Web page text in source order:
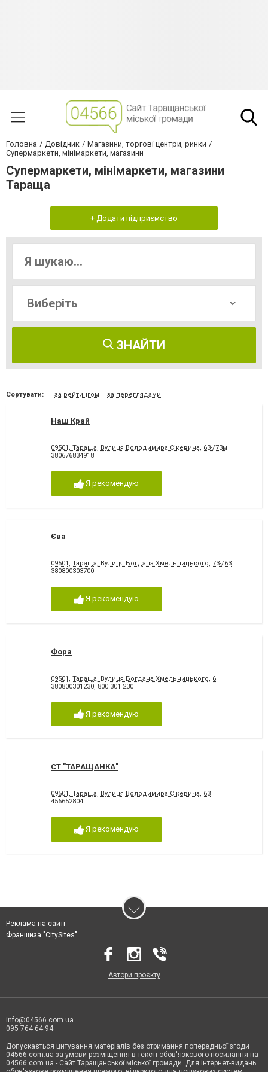
Головна Довідник
Магазини, торгові центри, ринки
Супермаркети, мінімаркети, магазини
Супермаркети, мінімаркети, магазини
Тараща
+ Додати підприємство
ЗНАЙТИ
Сортувати: за рейтингом за переглядами
Наш Край
09501, Тараща, Вулиця Володимира Сікевича, 63-/73м
380676834918
Я рекомендую
Єва
09501, Тараща, Вулиця Богдана Хмельницького, 73-/63
380800303700
Я рекомендую
Фора
09501, Тараща, Вулиця Богдана Хмельницького, 6
380800301230, 800 301 230
Я рекомендую
СТ "ТАРАЩАНКА"
09501, Тараща, Вулиця Володимира Сікевича, 63
456652804
Я рекомендую
Реклама на сайті
Франшиза "CitySites"
Автори проєкту
info@04566.com.ua
095 764 64 94
Допускається цитування матеріалів без отримання попередньої згоди
04566.com.ua за умови розміщення в тексті обов'язкового посилання на
04566.com.ua - Cайт Таращанської міської громади. Для інтернет-видань